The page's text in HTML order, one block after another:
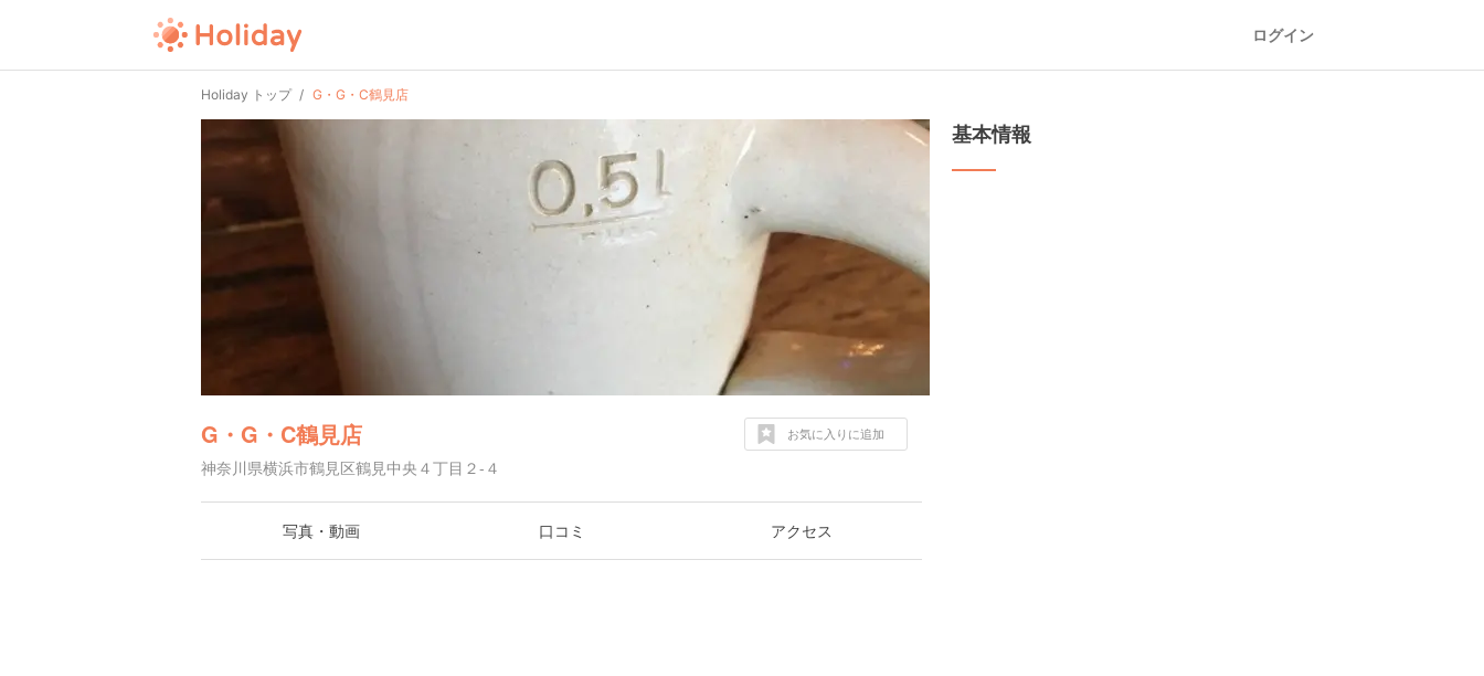
ログイン
Holiday トップ G・G・C鶴見店
G・G・C鶴見店
神奈川県横浜市鶴見区鶴見中央４丁目２-４
お気に入りに追加
写真・動画 口コミ アクセス
基本情報